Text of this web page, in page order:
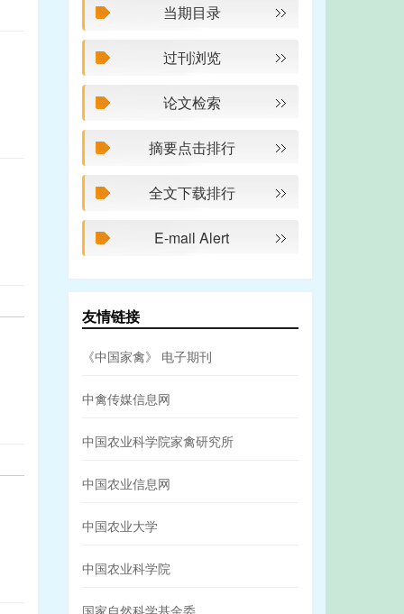
当期目录
过刊浏览
论文检索
摘要点击排行
全文下载排行
E-mail Alert
友情链接
《中国家禽》 电子期刊
中禽传媒信息网
中国农业科学院家禽研究所
中国农业信息网
中国农业大学
中国农业科学院